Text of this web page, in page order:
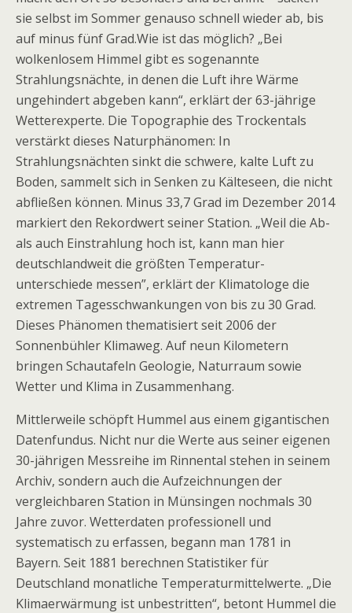
sie selbst im Sommer genauso schnell wieder ab, bis
auf minus fünf Grad.Wie ist das möglich? „Bei
wolkenlosem Himmel gibt es sogenannte
Strahlungsnächte, in denen die Luft ihre Wärme
ungehin­dert abgeben kann“, erklärt der 63-jährige
Wetterexperte. Die Topographie des Trocken­tals
verstärkt dieses Naturphänomen: In
Strahlungsnächten sinkt die schwere, kalte Luft zu
Boden, sammelt sich in Senken zu Kälteseen, die nicht
abfließen können. Minus 33,7 Grad im Dezember 2014
markiert den Rekordwert seiner Station. „Weil die Ab-
als auch Einstrahlung hoch ist, kann man hier
deutschlandweit die größten Tem­peratur­
unterschiede messen”, erklärt der Klimatologe die
extremen Tagesschwankungen von bis zu 30 Grad.
Dieses Phänomen thematisiert seit 2006 der
Sonnenbühler Klimaweg. Auf neun Kilometern
bringen Schautafeln Geologie, Naturraum sowie
Wetter und Klima in Zusammenhang.
Mittlerweile schöpft Hummel aus einem gigan­tischen
Datenfundus. Nicht nur die Werte aus seiner eige­nen
30-jährigen Messreihe im Rinnental stehen in seinem
Archiv, sondern auch die Aufzeichnungen der
vergleichbaren Station in Münsingen nochmals 30
Jahre zuvor. Wetterdaten professionell und
systematisch zu erfassen, begann man 1781 in
Bayern. Seit 1881 berechnen Statistiker für
Deutschland monatliche Temperaturmittelwerte. „Die
Klimaerwärmung ist unbestritten“, betont Hummel die